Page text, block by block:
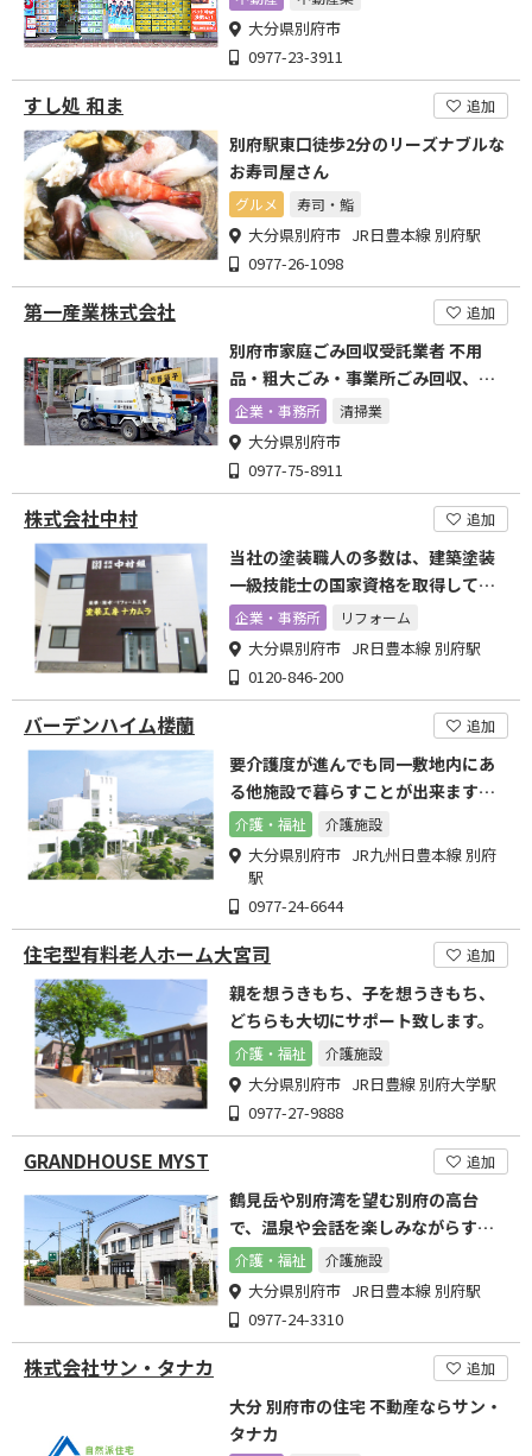
大分県別府市
0977-23-3911
すし処 和ま 追加
別府駅東口徒歩2分のリーズナブルな
お寿司屋さん
グルメ 寿司・鮨
大分県別府市 JR日豊本線 別府駅
0977-26-1098
第一産業株式会社 追加
別府市家庭ごみ回収受託業者 不用
品・粗大ごみ・事業所ごみ回収、片
付け、清掃、遺品整理、解体
企業・事務所 清掃業
大分県別府市
0977-75-8911
株式会社中村 追加
当社の塗装職人の多数は、建築塗装
一級技能士の国家資格を取得してお
ります。
企業・事務所 リフォーム
大分県別府市 JR日豊本線 別府駅
0120-846-200
バーデンハイム楼蘭 追加
要介護度が進んでも同一敷地内にあ
る他施設で暮らすことが出来ます、
夫婦・親子といつでも会えます
介護・福祉 介護施設
大分県別府市 JR九州日豊本線 別府
駅
0977-24-6644
住宅型有料老人ホーム大宮司 追加
親を想うきもち、子を想うきもち、
どちらも大切にサポート致します。
介護・福祉 介護施設
大分県別府市 JR日豊線 別府大学駅
0977-27-9888
GRANDHOUSE MYST 追加
鶴見岳や別府湾を望む別府の高台
で、温泉や会話を楽しみながらすご
しませんか
介護・福祉 介護施設
大分県別府市 JR日豊本線 別府駅
0977-24-3310
株式会社サン・タナカ 追加
大分 別府市の住宅 不動産ならサン・
タナカ